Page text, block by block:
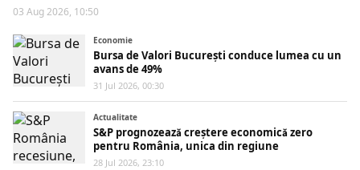
03 Aug 2026, 10:50
Economie
Bursa de Valori București conduce lumea cu un
avans de 49%
31 Jul 2026, 00:30
Actualitate
S&P prognozează creștere economică zero
pentru România, unica din regiune
28 Jul 2026, 23:10